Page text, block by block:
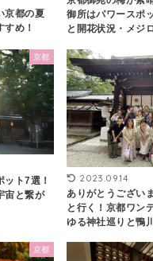
京都の夏
め！
御所はパワースポ
と開花状況・メジ
京都
ット7選！
宙と繋が
2023.09.14
ありがとうござい
と行く！京都ワン
ゆる神社巡りと鴨
京都